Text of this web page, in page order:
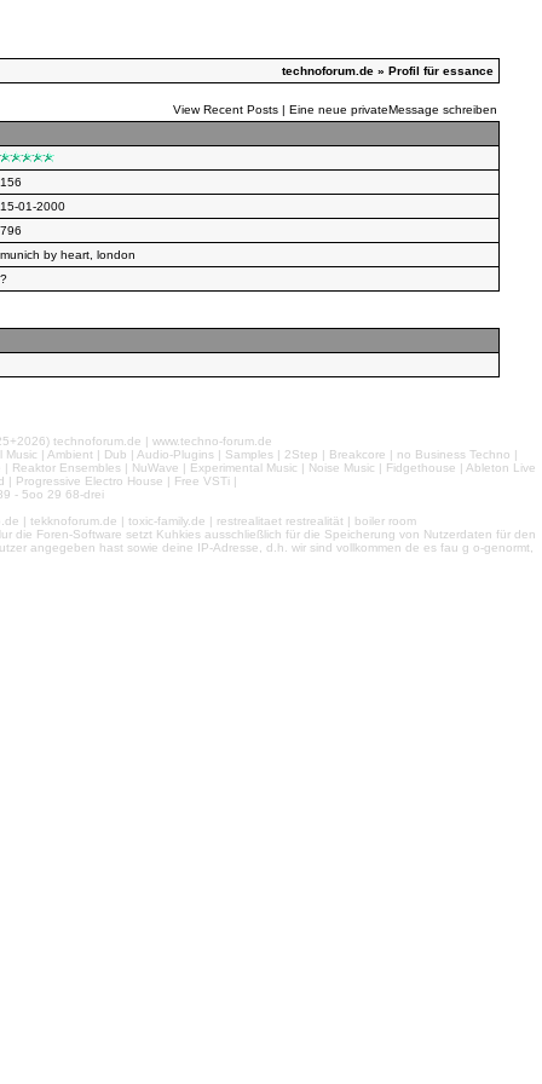
technoforum.de » Profil für essance
View Recent Posts | Eine neue privateMessage schreiben
156
15-01-2000
796
munich by heart, london
?
technoforum.de | www.techno-forum.de
| Ambient | Dub | Audio-Plugins | Samples | 2Step | Breakcore | no Business Techno |
Ensembles | NuWave | Experimental Music | Noise Music | Fidgethouse | Ableton Live
Progressive Electro House | Free VSTi |
- 5oo 29 68-drei
| tekknoforum.de | toxic-family.de | restrealitaet restrealität | boiler room
die Foren-Software setzt Kuhkies ausschließlich für die Speicherung von Nutzerdaten für den
angegeben hast sowie deine IP-Adresse, d.h. wir sind vollkommen de es fau g o-genormt,